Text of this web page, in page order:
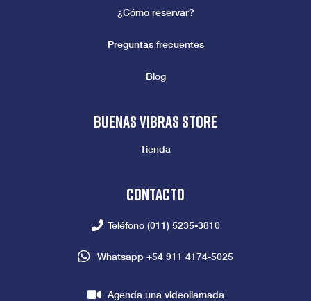
¿Cómo reservar?
Preguntas frecuentes
Blog
Buenas vibras store
Tienda
Contacto
Teléfono (011) 5235-3810
Whatsapp +54 911 4174-5025
Agenda una videollamada